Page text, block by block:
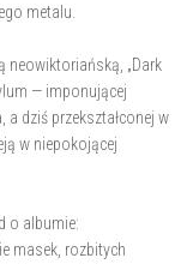
metalu.
neowiktoriańską, „Dark
— imponującej
dziś przekształconej w
w niepokojącej
o albumie:
masek, rozbitych